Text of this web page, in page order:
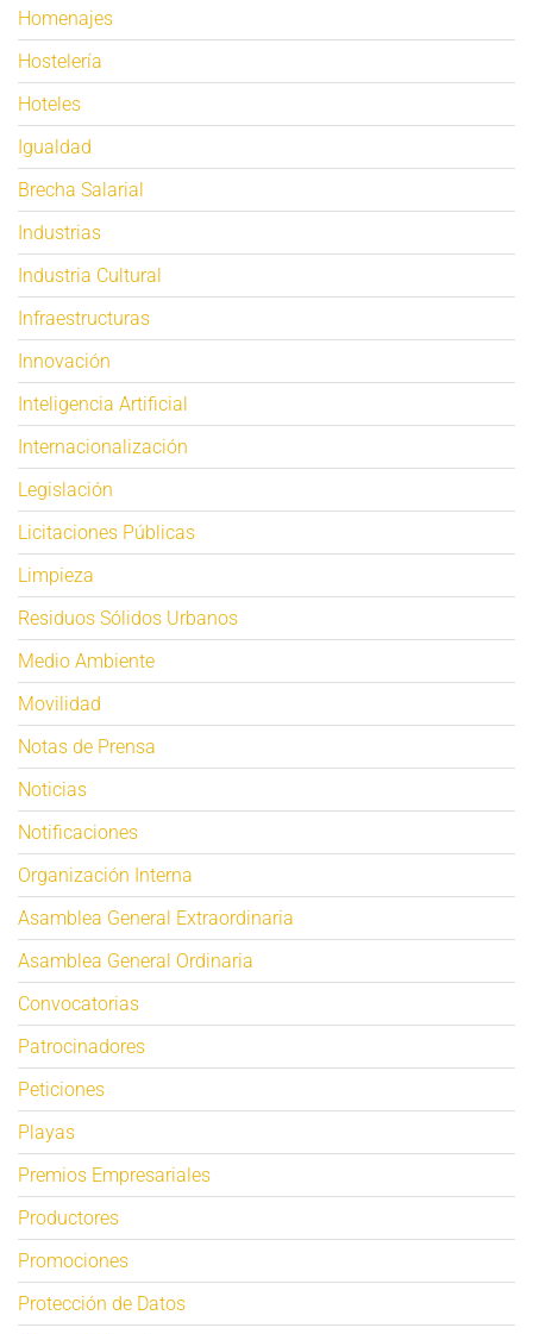
Homenajes
Hostelería
Hoteles
Igualdad
Brecha Salarial
Industrias
Industria Cultural
Infraestructuras
Innovación
Inteligencia Artificial
Internacionalización
Legislación
Licitaciones Públicas
Limpieza
Residuos Sólidos Urbanos
Medio Ambiente
Movilidad
Notas de Prensa
Noticias
Notificaciones
Organización Interna
Asamblea General Extraordinaria
Asamblea General Ordinaria
Convocatorias
Patrocinadores
Peticiones
Playas
Premios Empresariales
Productores
Promociones
Protección de Datos